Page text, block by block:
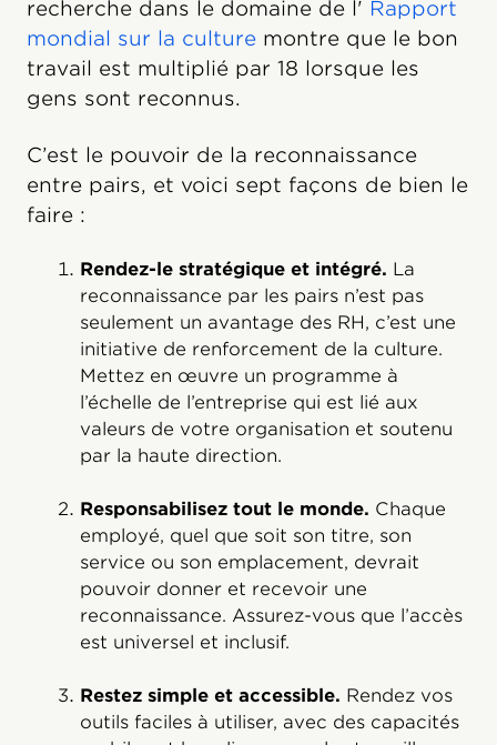
recherche dans le domaine de l' Rapport
mondial sur la culture montre que le bon
travail est multiplié par 18 lorsque les
gens sont reconnus.
C’est le pouvoir de la reconnaissance
entre pairs, et voici sept façons de bien le
faire :
Rendez-le stratégique et intégré. La
reconnaissance par les pairs n’est pas
seulement un avantage des RH, c’est une
initiative de renforcement de la culture.
Mettez en œuvre un programme à
l’échelle de l’entreprise qui est lié aux
valeurs de votre organisation et soutenu
par la haute direction.
Responsabilisez tout le monde. Chaque
employé, quel que soit son titre, son
service ou son emplacement, devrait
pouvoir donner et recevoir une
reconnaissance. Assurez-vous que l’accès
est universel et inclusif.
Restez simple et accessible. Rendez vos
outils faciles à utiliser, avec des capacités